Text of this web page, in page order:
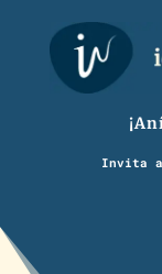
Invita